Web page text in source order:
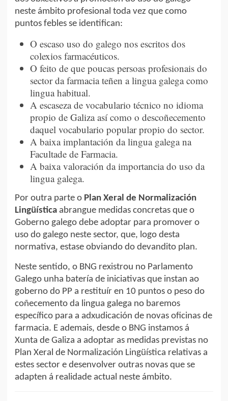
neste ámbito profesional toda vez que como
puntos febles se identifican:
O escaso uso do galego nos escritos dos
colexios farmacéuticos.
O feito de que poucas persoas profesionais do
sector da farmacia teñen a lingua galega como
lingua habitual.
A escaseza de vocabulario técnico no idioma
propio de Galiza así como o descoñecemento
daquel vocabulario popular propio do sector.
A baixa implantación da lingua galega na
Facultade de Farmacia.
A baixa valoración da importancia do uso da
lingua galega.
Por outra parte o Plan Xeral de Normalización
Lingüística abrangue medidas concretas que o
Goberno galego debe adoptar para promover o
uso do galego neste sector, que, logo desta
normativa, estase obviando do devandito plan.
Neste sentido, o BNG rexistrou no Parlamento
Galego unha batería de iniciativas que instan ao
goberno do PP a restituír en 10 puntos o peso do
coñecemento da lingua galega no baremos
específico para a adxudicación de novas oficinas de
farmacia. E ademais, desde o BNG instamos á
Xunta de Galiza a adoptar as medidas previstas no
Plan Xeral de Normalización Lingüística relativas a
estes sector e desenvolver outras novas que se
adapten á realidade actual neste ámbito.